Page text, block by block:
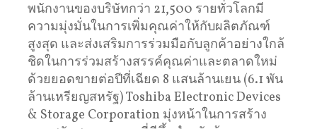
พนักงานของบริษัทกว่า 21,500 รายทั่วโลกมี
ความมุ่งมั่นในการเพิ่มคุณค่าให้กับผลิตภัณฑ์
สูงสุด และส่งเสริมการร่วมมือกับลูกค้าอย่างใกล้
ชิดในการร่วมสร้างสรรค์คุณค่าและตลาดใหม่
ด้วยยอดขายต่อปีที่เฉียด 8 แสนล้านเยน (6.1 พัน
ล้านเหรียญสหรัฐ) Toshiba Electronic Devices
& Storage Corporation มุ่งหน้าในการสร้าง